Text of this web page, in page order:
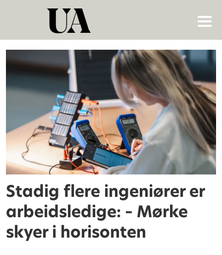
Tag:
ingeniørfag
Stadig flere ingeniører er
arbeidsledige: – Mørke
skyer i horisonten